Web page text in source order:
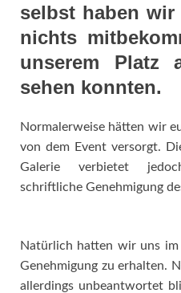
selbst haben
nichts
unserem Platz
sehen konnten.
Normalerweise hätten wir
von dem Event versorgt.
Galerie verbietet
schriftliche Genehmigung
Natürlich hatten wir uns
Genehmigung zu erhalten.
allerdings unbeantwortet